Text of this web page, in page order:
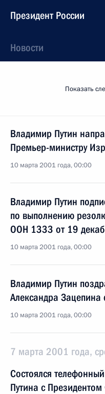
Президент России
Новости
Показать
Владимир Путин
Премьер-министру
10 марта 2001 года, 00:00
Владимир Путин
по выполнению
ООН 1333 от 19
10 марта 2001 года, 00:00
Владимир Путин
Александра
10 марта 2001 года, 00:00
7 марта 2001 года,
Состоялся
Путина с